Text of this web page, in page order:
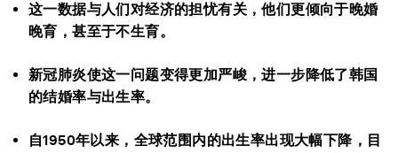
这一数据与人们对经济的担忧有关，他们更倾向于晚婚
晚育，甚至于不生育。
新冠肺炎使这一问题变得更加严峻，进一步降低了韩国
的结婚率与出生率。
自1950年以来，全球范围内的出生率出现大幅下降，目